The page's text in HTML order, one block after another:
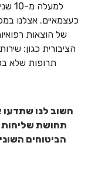
כעצמאיים. אצלנו
של הוצאות
הציבורית כגון:
תרופות שלא
חשוב לנו שתדעו
תחושת
הביטוחים